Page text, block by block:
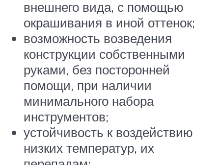
внешнего вида, с помощью
окрашивания в иной оттенок;
возможность возведения
конструкции собственными
руками, без посторонней
помощи, при наличии
минимального набора
инструментов;
устойчивость к воздействию
низких температур, их